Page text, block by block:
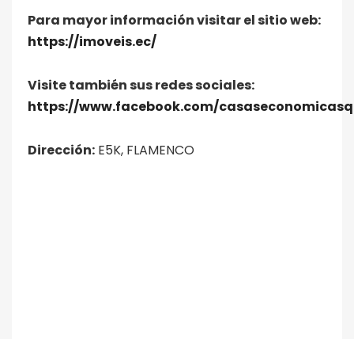
Para mayor información visitar el sitio web:
https://imoveis.ec/
Visite también sus redes sociales:
https://www.facebook.com/
Dirección: E5K, FLAMENCO